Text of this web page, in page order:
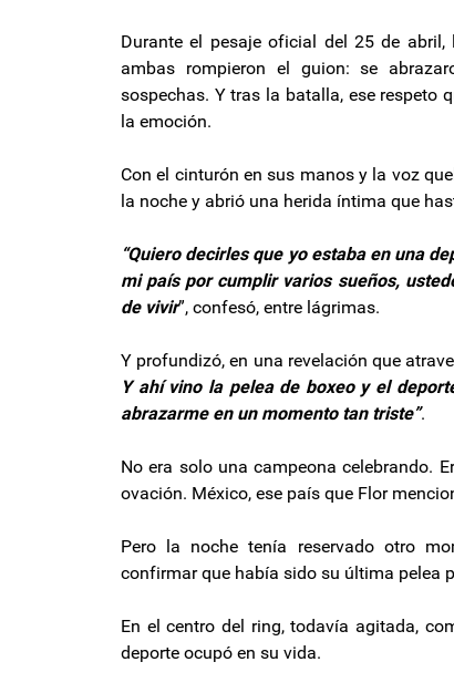
Durante el pesaje oficial del 25 de
ambas rompieron el guion: se
sospechas. Y tras la batalla, ese respeto
la emoción.
Con el cinturón en sus manos y la voz
la noche y abrió una herida íntima que
“Quiero decirles que yo estaba en una
mi país por cumplir varios sueños,
de vivir”, confesó, entre lágrimas.
Y profundizó, en una revelación que
Y ahí vino la pelea de boxeo y el
abrazarme en un momento tan triste”.
No era solo una campeona celebrando.
ovación. México, ese país que Flor
Pero la noche tenía reservado otro
confirmar que había sido su última pelea
En el centro del ring, todavía agitada,
deporte ocupó en su vida.